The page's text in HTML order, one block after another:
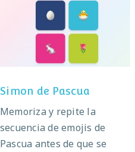
Simon de Pascua
Simon de Pascua
Memoriza y repite la
secuencia de emojis de
Pascua antes de que se